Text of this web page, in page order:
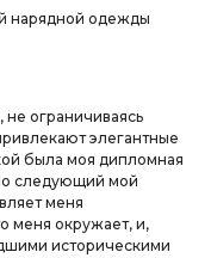
нарядной одежды
ограничиваясь
элегантные
была моя дипломная
следующий мой
меня
меня окружает, и,
историческими